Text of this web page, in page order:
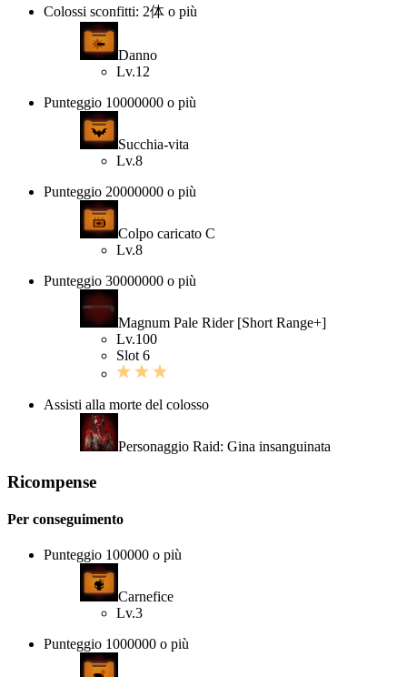
Colossi sconfitti: 2体 o più
Danno
Lv.12
Punteggio 10000000 o più
Succhia-vita
Lv.8
Punteggio 20000000 o più
Colpo caricato C
Lv.8
Punteggio 30000000 o più
Magnum Pale Rider [Short Range+]
Lv.100
Slot 6
Assisti alla morte del colosso
Personaggio Raid: Gina insanguinata
Ricompense
Per conseguimento
Punteggio 100000 o più
Carnefice
Lv.3
Punteggio 1000000 o più